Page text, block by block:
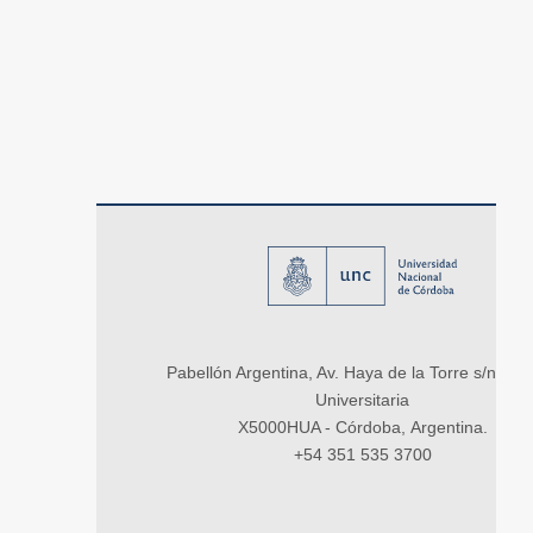
Pabellón Argentina, Av. Haya de la Torre s/n,
Universitaria
X5000HUA - Córdoba, Argentina.
+54 351 535 3700